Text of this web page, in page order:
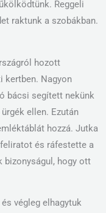
Reggeli
raktunk a szobákban.
hozott
kertben. Nagyon
bácsi segített nekünk
ellen. Ezután
hozzá. Jutka
és ráfestette a
bizonyságul, hogy ott
végleg elhagytuk